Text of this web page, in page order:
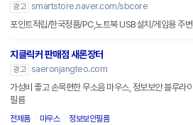
광고 smartstore.naver.com/sbcore
포인트적립/한국정품/PC,노트북 USB설치/게임용 주
지클릭커 판매점 새론장터
광고 saeronjangteo.com
가성비 좋고 손목편한 무소음 마우스, 정보보안 블루라
필름
전제품 마우스 정보보안필름